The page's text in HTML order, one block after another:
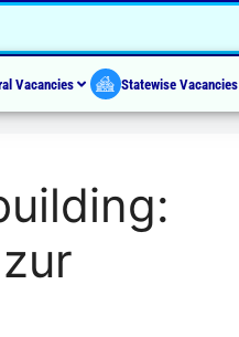
Vacancies Statewise Vacancies